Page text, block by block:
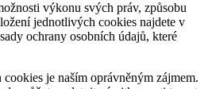
výkonu svých práv, způsobu
jednotlivých cookies najdete v
ochrany osobních údajů, které
je naším oprávněným zájmem.